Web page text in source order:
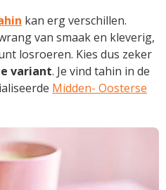
kan erg verschillen.
van smaak en kleverig,
losroeren. Kies dus zeker
variant. Je vind tahin in de
Midden- Oosterse